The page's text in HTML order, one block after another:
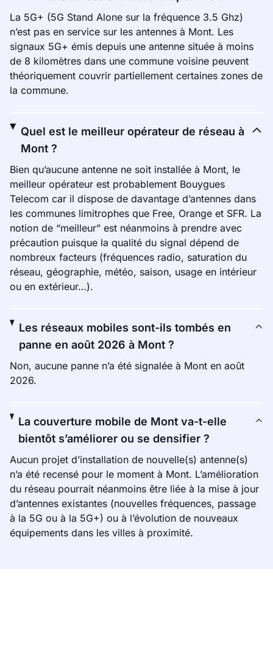
La 5G+ (5G Stand Alone sur la fréquence 3.5 Ghz)
n’est pas en service sur les antennes à Mont. Les
signaux 5G+ émis depuis une antenne située à moins
de 8 kilomètres dans une commune voisine peuvent
théoriquement couvrir partiellement certaines zones de
la commune.
Quel est le meilleur opérateur de réseau à
Mont ?
Bien qu’aucune antenne ne soit installée à Mont, le
meilleur opérateur est probablement Bouygues
Telecom car il dispose de davantage d’antennes dans
les communes limitrophes que Free, Orange et SFR. La
notion de “meilleur” est néanmoins à prendre avec
précaution puisque la qualité du signal dépend de
nombreux facteurs (fréquences radio, saturation du
réseau, géographie, météo, saison, usage en intérieur
ou en extérieur…).
Les réseaux mobiles sont-ils tombés en
panne en août 2026 à Mont ?
Non, aucune panne n’a été signalée à Mont en août
2026.
La couverture mobile de Mont va-t-elle
bientôt s’améliorer ou se densifier ?
Aucun projet d’installation de nouvelle(s) antenne(s)
n’a été recensé pour le moment à Mont. L’amélioration
du réseau pourrait néanmoins être liée à la mise à jour
d’antennes existantes (nouvelles fréquences, passage
à la 5G ou à la 5G+) ou à l’évolution de nouveaux
équipements dans les villes à proximité.